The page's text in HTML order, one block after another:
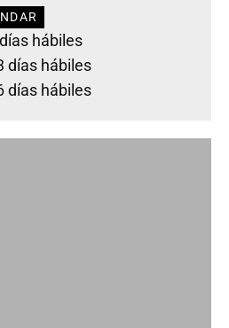
hábiles
días hábiles
días hábiles